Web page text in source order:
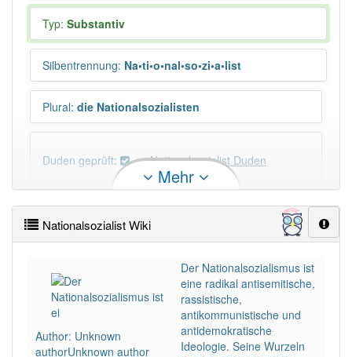
Typ: Substantiv
Silbentrennung: Na•ti•o•nal•so•zi•a•list
Plural: die Nationalsozialisten
Duden geprüft: Nationalsozialist Duden
N-Deklination:N-Deklination: -en Nationalsozialist
(N) und Nationalsozialisten (D)
PowerIndex:4
Häufigkeit: 6 von 10
Mehr
Nationalsozialist Wiki
Author: Unknown
authorUnknown author
Der Nationalsozialismus ist
eine radikal antisemitische,
rassistische,
antikommunistische und
antidemokratische
Ideologie. Seine Wurzeln